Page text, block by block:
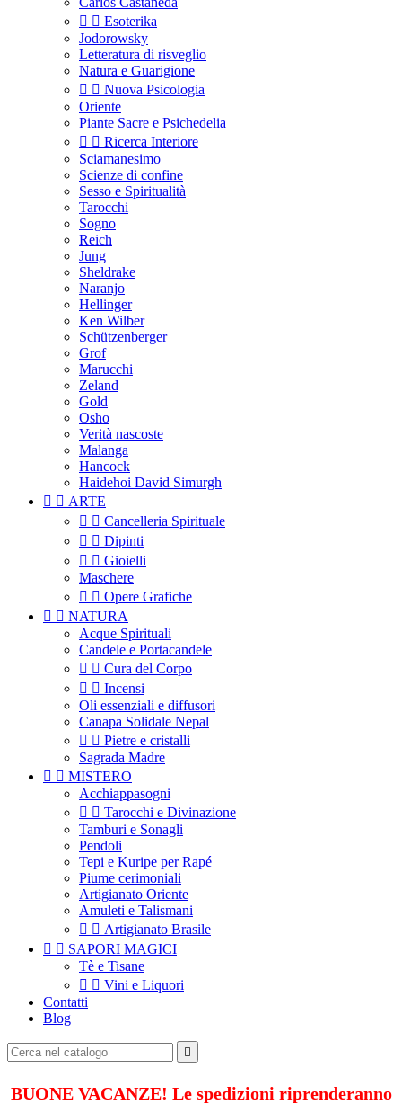
  Esoterika
Jodorowsky
Letteratura di risveglio
Natura e Guarigione
  Nuova Psicologia
Oriente
Piante Sacre e Psichedelia
  Ricerca Interiore
Sciamanesimo
Scienze di confine
Sesso e Spiritualità
Tarocchi
Sogno
Reich
Jung
Sheldrake
Naranjo
Hellinger
Ken Wilber
Schützenberger
Grof
Marucchi
Zeland
Gold
Osho
Verità nascoste
Malanga
Hancock
Haidehoi David Simurgh
  ARTE
  Cancelleria Spirituale
  Dipinti
  Gioielli
Maschere
  Opere Grafiche
  NATURA
Acque Spirituali
Candele e Portacandele
  Cura del Corpo
  Incensi
Oli essenziali e diffusori
Canapa Solidale Nepal
  Pietre e cristalli
Sagrada Madre
  MISTERO
Acchiappasogni
  Tarocchi e Divinazione
Tamburi e Sonagli
Pendoli
Tepi e Kuripe per Rapé
Piume cerimoniali
Artigianato Oriente
Amuleti e Talismani
  Artigianato Brasile
  SAPORI MAGICI
Tè e Tisane
  Vini e Liquori
Contatti
Blog

BUONE VACANZE! Le spedizioni riprenderanno